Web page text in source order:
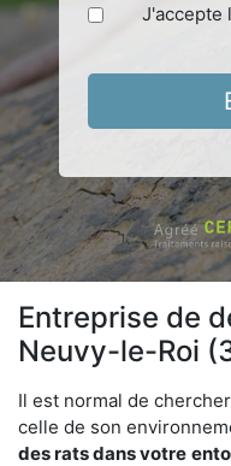
J'accepte
Entreprise de
Neuvy-le-Roi
Il est normal de
celle de son
des rats dans votre